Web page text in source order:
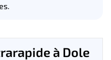
à Dole